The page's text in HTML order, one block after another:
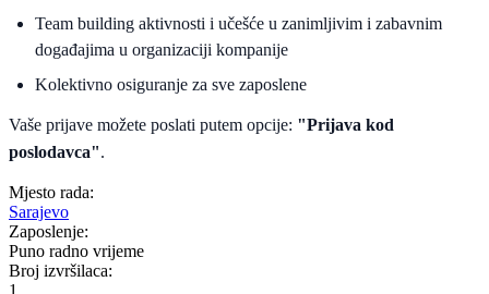
Team building aktivnosti i učešće u zanimljivim i zabavnim
događajima u organizaciji kompanije
Kolektivno osiguranje za sve zaposlene
Vaše prijave možete poslati putem opcije: "Prijava kod
poslodavca".
Mjesto rada:
Sarajevo
Zaposlenje:
Puno radno vrijeme
Broj izvršilaca: